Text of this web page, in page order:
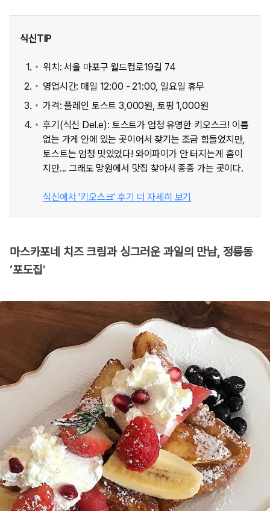
식신TIP
위치: 서울 마포구 월드컵로19길 74
영업시간: 매일 12:00 - 21:00, 일요일 휴무
가격: 플레인 토스트 3,000원, 토핑 1,000원
후기(식신 Del.e): 토스트가 엄청 유명한 키오스크! 이름
없는 가게 안에 있는 곳이어서 찾기는 조금 힘들었지만,
토스트는 엄청 맛있었다! 와이파이가 안 터지는게 흠이
지만... 그래도 망원에서 맛집 찾아서 종종 가는 곳이다.
식신에서 '키오스크' 후기 더 자세히 보기
마스카포네 치즈 크림과 싱그러운 과일의 만남, 정릉동
‘포도집’